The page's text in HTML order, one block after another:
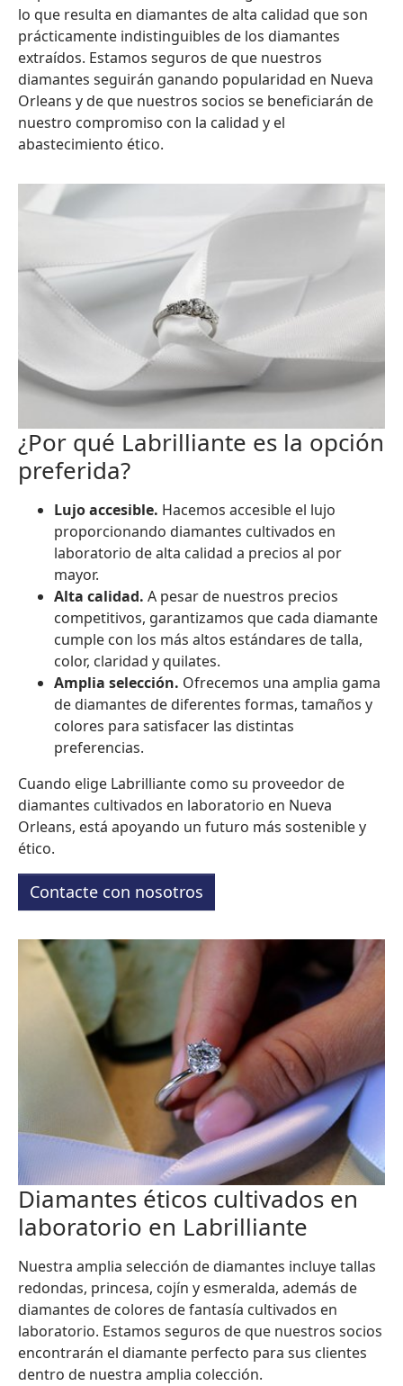
lo que resulta en diamantes de alta calidad que son
prácticamente indistinguibles de los diamantes
extraídos. Estamos seguros de que nuestros
diamantes seguirán ganando popularidad en Nueva
Orleans y de que nuestros socios se beneficiarán de
nuestro compromiso con la calidad y el
abastecimiento ético.
¿Por qué Labrilliante es la opción
preferida?
Lujo accesible. Hacemos accesible el lujo
proporcionando diamantes cultivados en
laboratorio de alta calidad a precios al por
mayor.
Alta calidad. A pesar de nuestros precios
competitivos, garantizamos que cada diamante
cumple con los más altos estándares de talla,
color, claridad y quilates.
Amplia selección. Ofrecemos una amplia gama
de diamantes de diferentes formas, tamaños y
colores para satisfacer las distintas
preferencias.
Cuando elige Labrilliante como su proveedor de
diamantes cultivados en laboratorio en Nueva
Orleans, está apoyando un futuro más sostenible y
ético.
Contacte con nosotros
Diamantes éticos cultivados en
laboratorio en Labrilliante
Nuestra amplia selección de diamantes incluye tallas
redondas, princesa, cojín y esmeralda, además de
diamantes de colores de fantasía cultivados en
laboratorio. Estamos seguros de que nuestros socios
encontrarán el diamante perfecto para sus clientes
dentro de nuestra amplia colección.